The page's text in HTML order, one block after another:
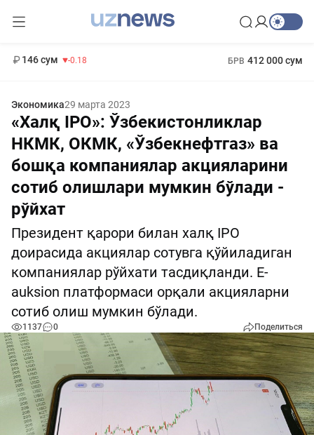
146 сум -0.18 БРВ 412 000 сум
Экономика29 марта 2023
«Халқ IPO»: Ўзбекистонликлар
НКМК, ОКМК, «Ўзбекнефтгаз» ва
бошқа компаниялар акцияларини
сотиб олишлари мумкин бўлади -
рўйхат
Президент қарори билан халқ IPO
доирасида акциялар сотувга қўйиладиган
компаниялар рўйхати тасдиқланди. Е-
auksion платформаси орқали акцияларни
сотиб олиш мумкин бўлади.
1137 0 Поделиться